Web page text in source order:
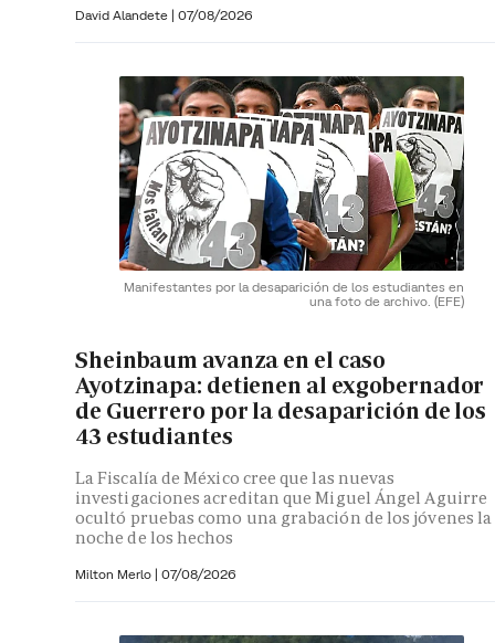
David Alandete | 07/08/2026
Manifestantes por la desaparición de los estudiantes en
una foto de archivo. (EFE)
Sheinbaum avanza en el caso
Ayotzinapa: detienen al exgobernador
de Guerrero por la desaparición de los
43 estudiantes
La Fiscalía de México cree que las nuevas
investigaciones acreditan que Miguel Ángel Aguirre
ocultó pruebas como una grabación de los jóvenes la
noche de los hechos
Milton Merlo | 07/08/2026